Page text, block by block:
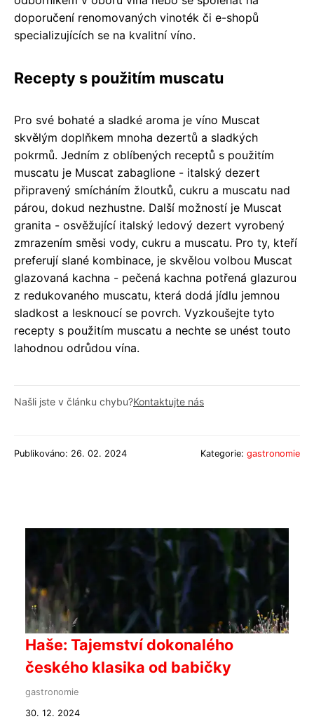
doporučení renomovaných vinoték či e-shopů
specializujících se na kvalitní víno.
Recepty s použitím muscatu
Pro své bohaté a sladké aroma je víno Muscat
skvělým doplňkem mnoha dezertů a sladkých
pokrmů. Jedním z oblíbených receptů s použitím
muscatu je Muscat zabaglione - italský dezert
připravený smícháním žloutků, cukru a muscatu nad
párou, dokud nezhustne. Další možností je Muscat
granita - osvěžující italský ledový dezert vyrobený
zmrazením směsi vody, cukru a muscatu. Pro ty, kteří
preferují slané kombinace, je skvělou volbou Muscat
glazovaná kachna - pečená kachna potřená glazurou
z redukovaného muscatu, která dodá jídlu jemnou
sladkost a lesknoucí se povrch. Vyzkoušejte tyto
recepty s použitím muscatu a nechte se unést touto
lahodnou odrůdou vína.
Našli jste v článku chybu?Kontaktujte nás
Publikováno: 26. 02. 2024 Kategorie: gastronomie
Haše: Tajemství dokonalého
českého klasika od babičky
gastronomie
30. 12. 2024